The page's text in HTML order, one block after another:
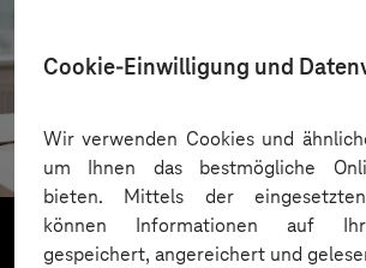
Cookie-Einwilligung und
Wir verwenden Cookies und
um Ihnen das bestmögliche
bieten. Mittels der eingesetzten
können Informationen auf
gespeichert, angereichert und
KI für moderne Verwaltung